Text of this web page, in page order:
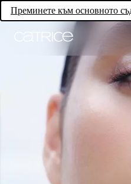
Преминете към основното
Own